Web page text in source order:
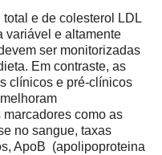
total e de colesterol LDL
variável e altamente
ser monitorizadas
Em contraste, as
clínicos e pré-clínicos
como as
no sangue, taxas
ApoB (apolipoproteina